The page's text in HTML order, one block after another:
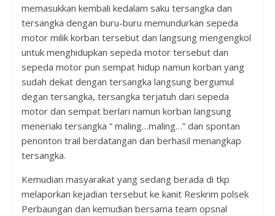
memasukkan kembali kedalam saku tersangka dan
tersangka dengan buru-buru memundurkan sepeda
motor milik korban tersebut dan langsung mengengkol
untuk menghidupkan sepeda motor tersebut dan
sepeda motor pun sempat hidup namun korban yang
sudah dekat dengan tersangka langsung bergumul
degan tersangka, tersangka terjatuh dari sepeda
motor dan sempat berlari namun korban langsung
meneriaki tersangka ” maling…maling…” dan spontan
penonton trail berdatangan dan berhasil menangkap
tersangka.
Kemudian masyarakat yang sedang berada di tkp
melaporkan kejadian tersebut ke kanit Reskrim polsek
Perbaungan dan kemudian bersama team opsnal